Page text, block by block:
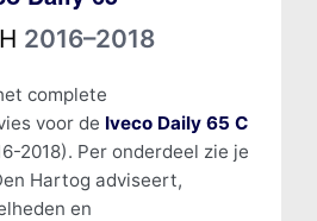
2016–2018
complete
voor de Iveco Daily 65 C
2018). Per onderdeel zie je
Hartog adviseert,
en